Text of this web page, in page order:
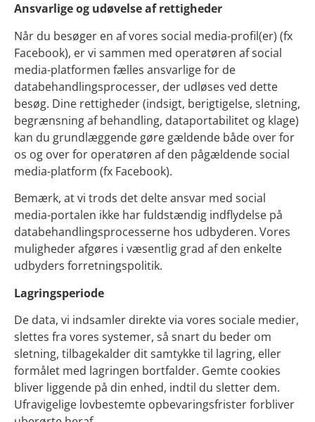
Ansvarlige og udøvelse af rettigheder
Når du besøger en af vores social media-profil(er) (fx
Facebook), er vi sammen med operatøren af social
media-platformen fælles ansvarlige for de
databehandlingsprocesser, der udløses ved dette
besøg. Dine rettigheder (indsigt, berigtigelse, sletning,
begrænsning af behandling, dataportabilitet og klage)
kan du grundlæggende gøre gældende både over for
os og over for operatøren af den pågældende social
media-platform (fx Facebook).
Bemærk, at vi trods det delte ansvar med social
media-portalen ikke har fuldstændig indflydelse på
databehandlingsprocesserne hos udbyderen. Vores
muligheder afgøres i væsentlig grad af den enkelte
udbyders forretningspolitik.
Lagringsperiode
De data, vi indsamler direkte via vores sociale medier,
slettes fra vores systemer, så snart du beder om
sletning, tilbagekalder dit samtykke til lagring, eller
formålet med lagringen bortfalder. Gemte cookies
bliver liggende på din enhed, indtil du sletter dem.
Ufravigelige lovbestemte opbevaringsfrister forbliver